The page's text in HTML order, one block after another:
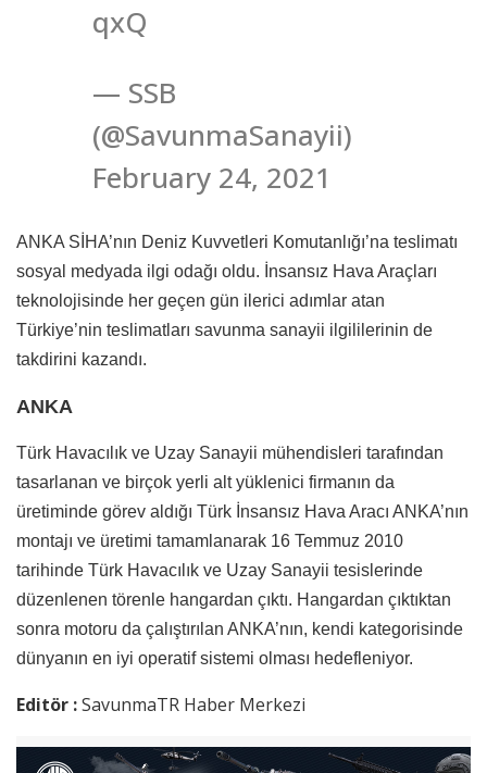
qxQ
— SSB
(@SavunmaSanayii)
February 24, 2021
ANKA SİHA’nın Deniz Kuvvetleri Komutanlığı’na teslimatı
sosyal medyada ilgi odağı oldu. İnsansız Hava Araçları
teknolojisinde her geçen gün ilerici adımlar atan
Türkiye’nin teslimatları savunma sanayii ilgililerinin de
takdirini kazandı.
ANKA
Türk Havacılık ve Uzay Sanayii mühendisleri tarafından
tasarlanan ve birçok yerli alt yüklenici firmanın da
üretiminde görev aldığı Türk İnsansız Hava Aracı ANKA’nın
montajı ve üretimi tamamlanarak 16 Temmuz 2010
tarihinde Türk Havacılık ve Uzay Sanayii tesislerinde
düzenlenen törenle hangardan çıktı. Hangardan çıktıktan
sonra motoru da çalıştırılan ANKA’nın, kendi kategorisinde
dünyanın en iyi operatif sistemi olması hedefleniyor.
Editör :SavunmaTR Haber Merkezi